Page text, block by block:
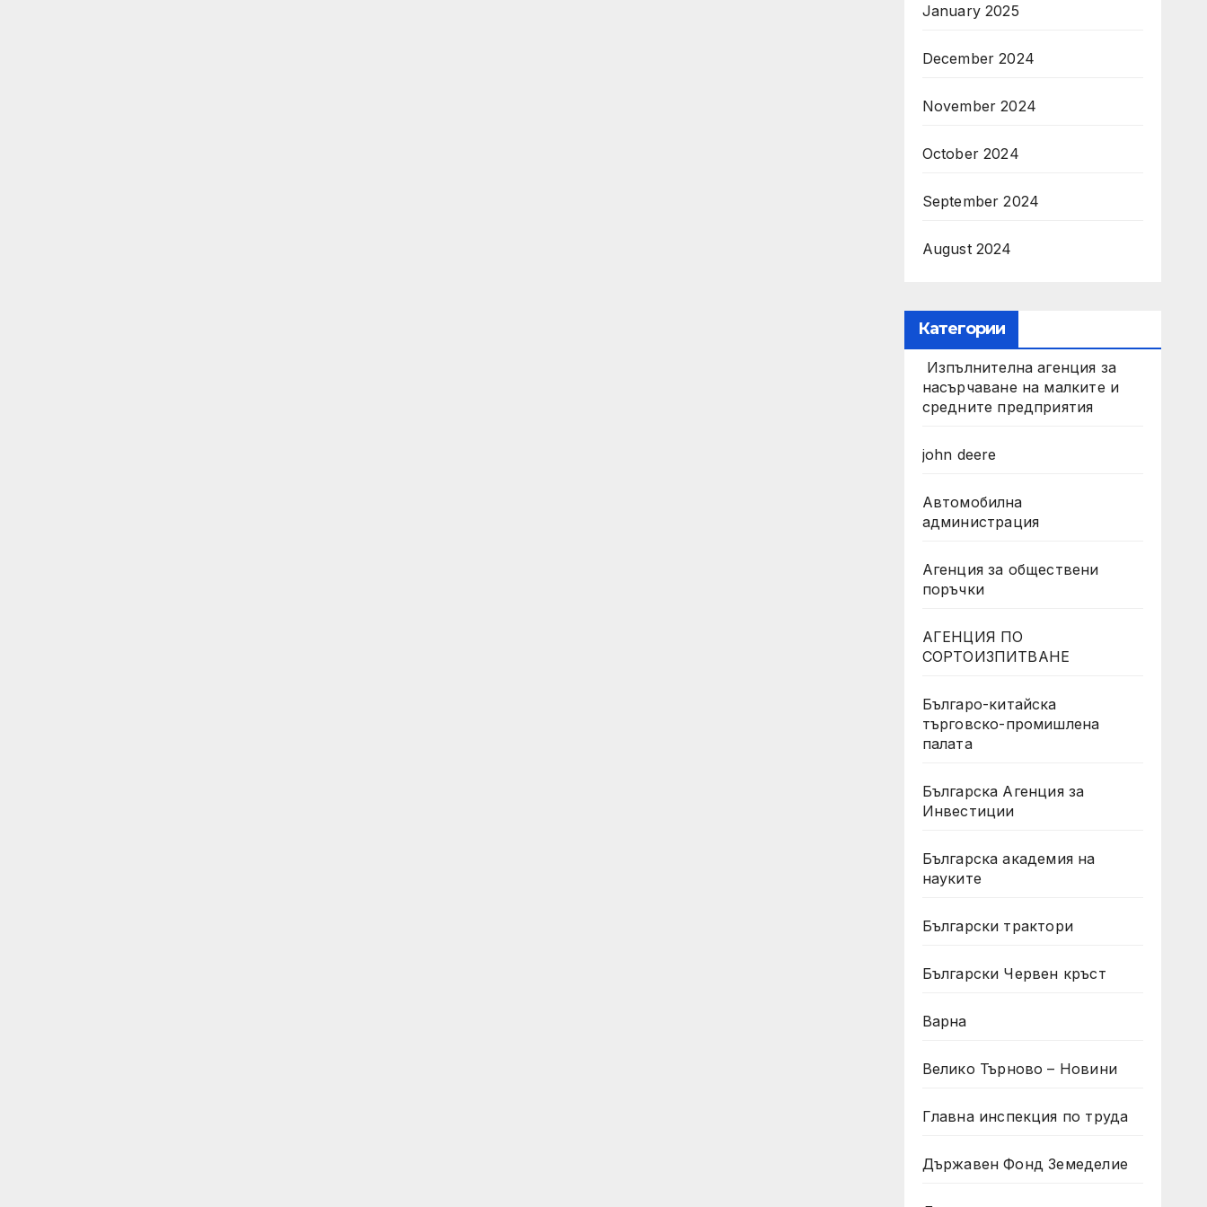
January 2025
December 2024
November 2024
October 2024
September 2024
August 2024
Категории
Изпълнителна агенция за
насърчаване на малките и
средните предприятия
john deere
Автомобилна
администрация
Агенция за обществени
поръчки
АГЕНЦИЯ ПО
СОРТОИЗПИТВАНЕ
Българо-китайска
търговско-промишлена
палата
Българска Агенция за
Инвестиции
Българска академия на
науките
Български трактори
Български Червен кръст
Варна
Велико Търново – Новини
Главна инспекция по труда
Държавен Фонд Земеделие